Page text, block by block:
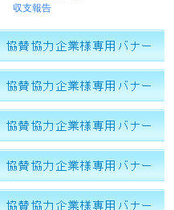
収支報告